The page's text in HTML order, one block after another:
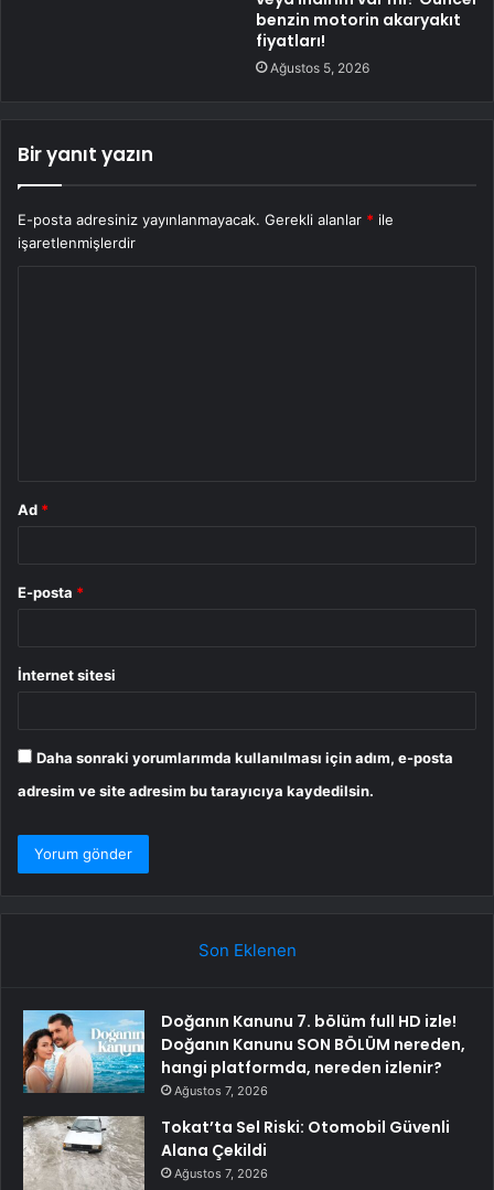
benzin motorin akaryakıt
fiyatları!
Ağustos 5, 2026
Bir yanıt yazın
E-posta adresiniz yayınlanmayacak. Gerekli alanlar * ile
işaretlenmişlerdir
Ad *
E-posta *
İnternet sitesi
Daha sonraki yorumlarımda kullanılması için adım, e-posta
adresim ve site adresim bu tarayıcıya kaydedilsin.
Son Eklenen
Doğanın Kanunu 7. bölüm full HD izle!
Doğanın Kanunu SON BÖLÜM nereden,
hangi platformda, nereden izlenir?
Ağustos 7, 2026
Tokat’ta Sel Riski: Otomobil Güvenli
Alana Çekildi
Ağustos 7, 2026